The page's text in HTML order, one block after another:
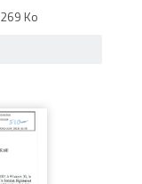
269 Ko